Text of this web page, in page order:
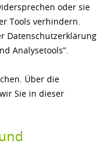
oder sie
Tools verhindern.
Datenschutzerklärung
Analysetools”.
Über die
Sie in dieser